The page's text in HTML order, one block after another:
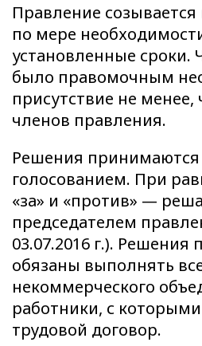
Правление
по мере
установленные сроки.
было правомочным
присутствие не менее,
членов правления.
Решения
голосованием. При
«за» и «против» —
председателем
03.07.2016 г.). Решения
обязаны выполнять
некоммерческого
работники, с
трудовой договор.